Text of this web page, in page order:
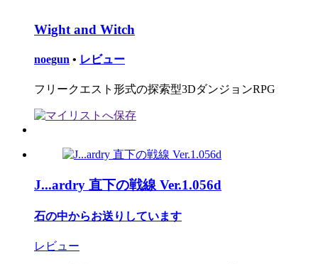
Wight and Witch
noegun • レビュー
フリークエスト形式の探索型3DダンジョンRPG
J...ardry 直下の戦線 Ver.1.056d
石の中からお送りしています
レビュー